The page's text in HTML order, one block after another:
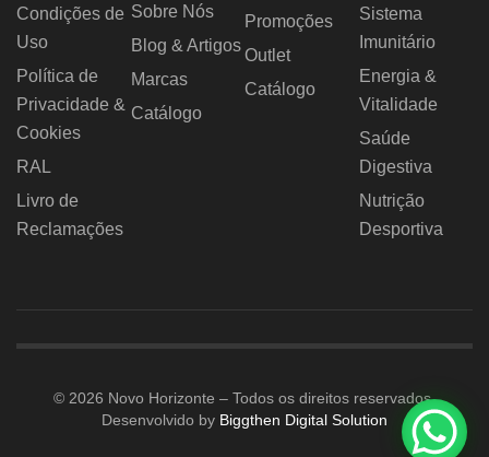
Condições de
Uso
Política de
Privacidade &
Cookies
RAL
Livro de
Reclamações
Sobre Nós
Blog & Artigos
Marcas
Catálogo
Promoções
Outlet
Catálogo
Sistema
Imunitário
Energia &
Vitalidade
Saúde
Digestiva
Nutrição
Desportiva
© 2026 Novo Horizonte – Todos os direitos reservados.
Desenvolvido by Biggthen Digital Solution